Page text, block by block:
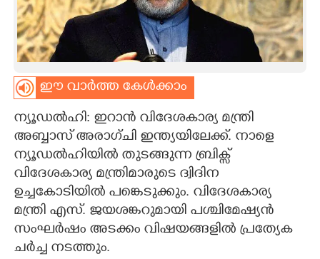
INFO+
ART
ASTRO
CARTOONS
LITERATURE
ZOOM
ഈ വാർത്ത കേൾക്കാം
ന്യൂഡൽഹി: ഇറാൻ വിദേശകാര്യ മന്ത്രി
അബ്ബാസ് അരാഗ്ചി ഇന്ത്യയിലേക്ക്. നാളെ
ന്യൂഡൽഹിയിൽ തുടങ്ങുന്ന ബ്രിക്സ്
വിദേശകാര്യ മന്ത്രിമാരുടെ ദ്വിദിന
ഉച്ചകോടിയിൽ പങ്കെടുക്കും. വിദേശകാര്യ
മന്ത്രി എസ്. ജയശങ്കറുമായി പശ്ചിമേഷ്യൻ
സംഘർഷം അടക്കം വിഷയങ്ങളിൽ പ്രത്യേക
ചർച്ച നടത്തും.